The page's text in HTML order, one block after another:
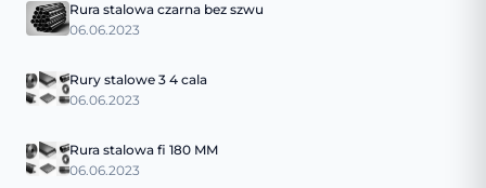
Rura stalowa czarna bez szwu
06.06.2023
Rury stalowe 3 4 cala
06.06.2023
Rura stalowa fi 180 MM
06.06.2023